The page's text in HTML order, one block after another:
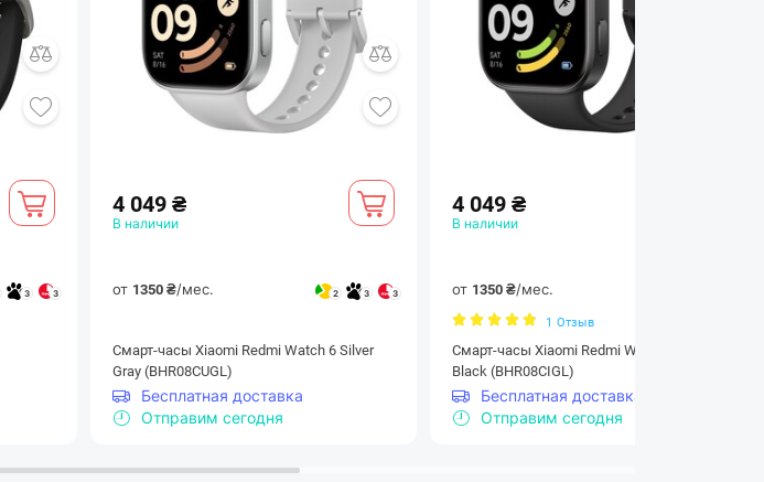
Стильный корпус и удобное управление
Металлическая отделка корпуса в сочетании с точной огранкой придает
стали позволяет быстро переключаться между функциями, добавляя
удобства в повседневном пользовании.
3 3
4 049 ₴
В наличии
от 1350 ₴/мес. 2 3 3
Смарт-часы Xiaomi Redmi Watch 6 Silver
Gray (BHR08CUGL)
Бесплатная доставка
Отправим сегодня
4 049 ₴
В наличии
от 1350 ₴/мес.
1 Отзыв
Смарт-часы Xiaomi Redmi Watch 6 Obsidian
Black (BHR08CIGL)
Бесплатная доставка
Отправим сегодня